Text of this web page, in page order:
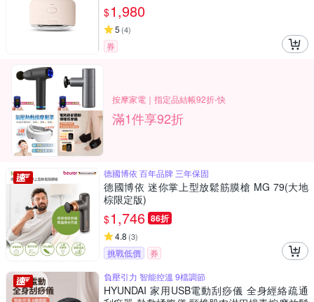
$1,980
5 (4)
券
按摩家電｜指定品結帳92折-快
滿1件享92折
德國博依 百年品牌 三年保固
德國博依 迷你掌上型放鬆筋膜槍 MG 79(大地
棕限定版)
$1,746 86折
4.8 (3)
挑戰低價
券
負壓引力 智能控溫 9檔調節
HYUNDAI 家用USB電動刮痧儀 全身經絡疏通